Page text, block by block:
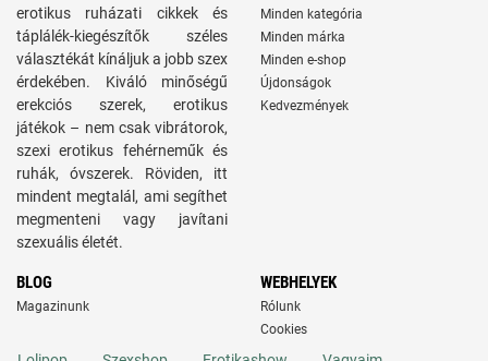
erotikus ruházati cikkek és
táplálék-kiegészítők széles
választékát kínáljuk a jobb szex
érdekében. Kiváló minőségű
erekciós szerek, erotikus
játékok – nem csak vibrátorok,
szexi erotikus fehérneműk és
ruhák, óvszerek. Röviden, itt
mindent megtalál, ami segíthet
megmenteni vagy javítani
szexuális életét.
Minden kategória
Minden márka
Minden e-shop
Újdonságok
Kedvezmények
BLOG
Magazinunk
WEBHELYEK
Rólunk
Cookies